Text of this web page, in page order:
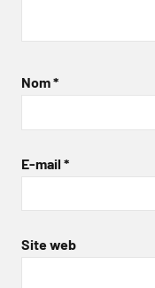
Nom*
E-mail *
Site web